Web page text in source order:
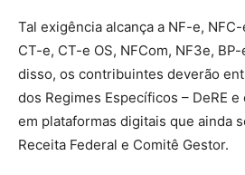
Tal exigência alcança a NF-e,
CT-e, CT-e OS, NFCom, NF3e,
disso, os contribuintes deverão
dos Regimes Específicos – DeRE
em plataformas digitais que ainda
Receita Federal e Comitê Gestor.